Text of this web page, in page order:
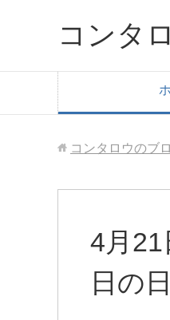
コンタ
コンタロウのブ
4月
日の